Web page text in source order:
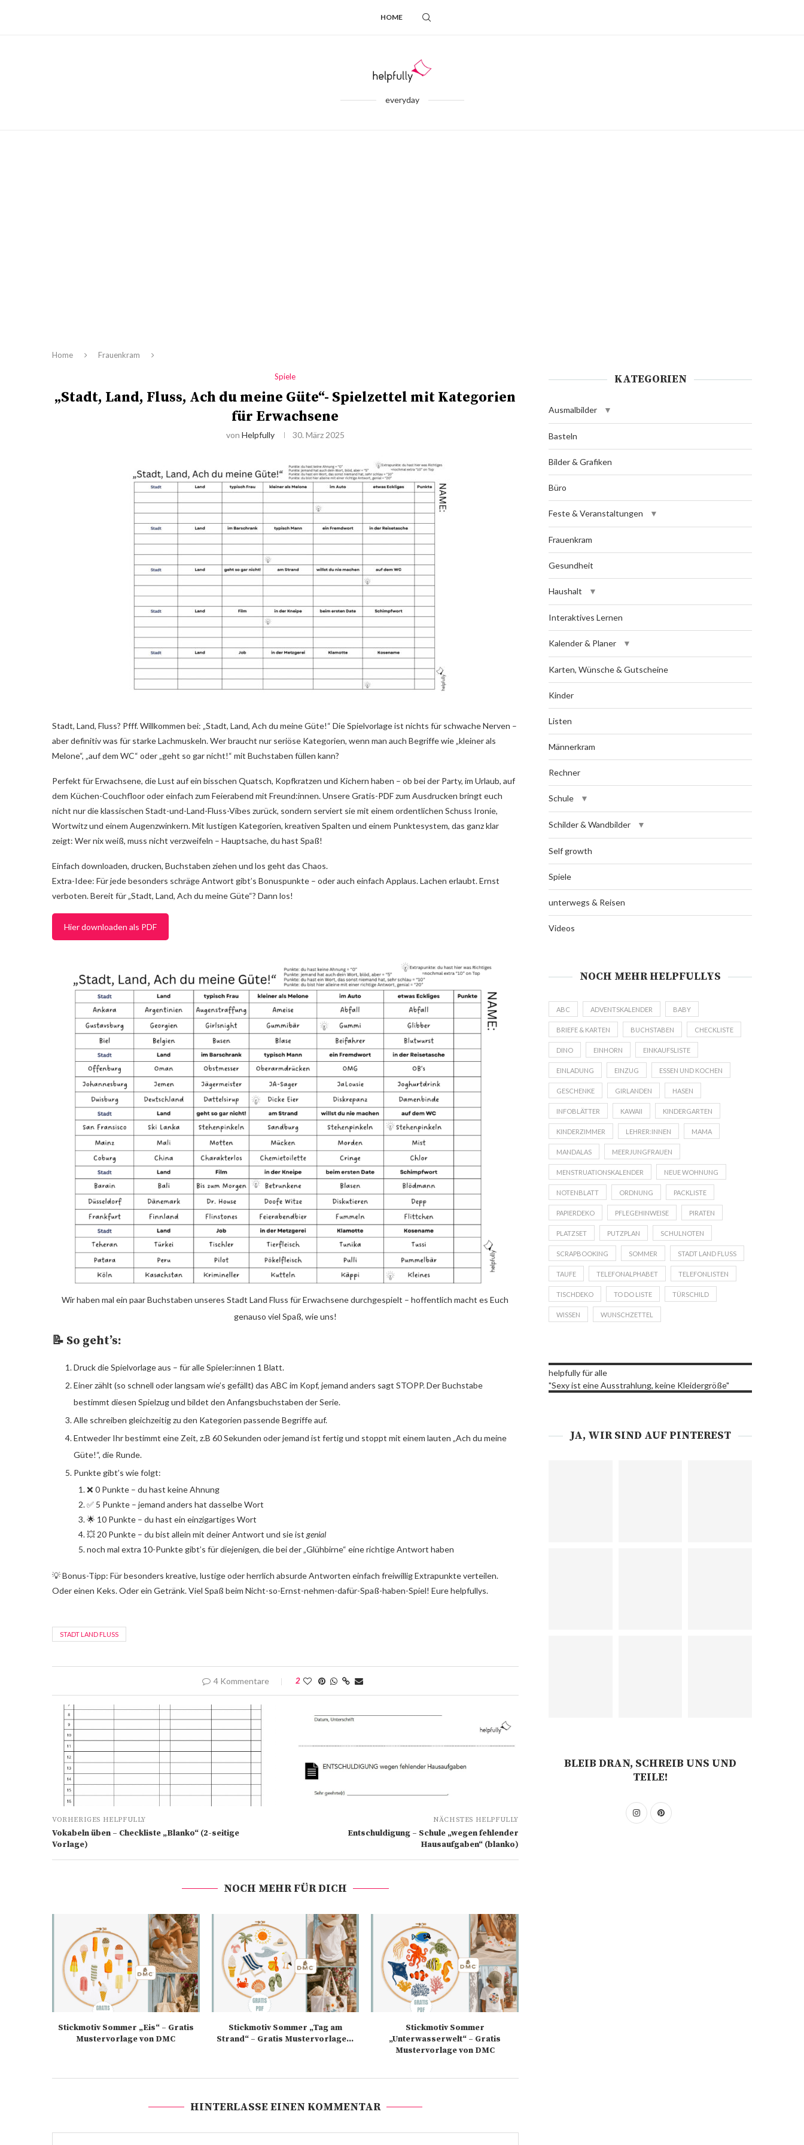
HOME
everyday
Home Frauenkram
Spiele
„Stadt, Land, Fluss, Ach du meine Güte“- Spielzettel mit Kategorien
für Erwachsene
von Helpfully 30. März 2025
Stadt, Land, Fluss? Pfff. Willkommen bei: „Stadt, Land, Ach du meine Güte!“ Die Spielvorlage ist nichts für schwache Nerven –
aber definitiv was für starke Lachmuskeln. Wer braucht nur seriöse Kategorien, wenn man auch Begriffe wie „kleiner als
Melone“, „auf dem WC“ oder „geht so gar nicht!“ mit Buchstaben füllen kann?
Perfekt für Erwachsene, die Lust auf ein bisschen Quatsch, Kopfkratzen und Kichern haben – ob bei der Party, im Urlaub, auf
dem Küchen-Couchfloor oder einfach zum Feierabend mit Freund:innen. Unsere Gratis-PDF zum Ausdrucken bringt euch
nicht nur die klassischen Stadt-und-Land-Fluss-Vibes zurück, sondern serviert sie mit einem ordentlichen Schuss Ironie,
Wortwitz und einem Augenzwinkern. Mit lustigen Kategorien, kreativen Spalten und einem Punktesystem, das ganz klar
zeigt: Wer nix weiß, muss nicht verzweifeln – Hauptsache, du hast Spaß!
Einfach downloaden, drucken, Buchstaben ziehen und los geht das Chaos.
Extra-Idee: Für jede besonders schräge Antwort gibt’s Bonuspunkte – oder auch einfach Applaus. Lachen erlaubt. Ernst
verboten. Bereit für „Stadt, Land, Ach du meine Güte“? Dann los!
Hier downloaden als PDF
Wir haben mal ein paar Buchstaben unseres Stadt Land Fluss für Erwachsene durchgespielt – hoffentlich macht es Euch
genauso viel Spaß, wie uns!
📝 So geht’s:
Druck die Spielvorlage aus – für alle Spieler:innen 1 Blatt.
Einer zählt (so schnell oder langsam wie’s gefällt) das ABC im Kopf, jemand anders sagt STOPP. Der Buchstabe
bestimmt diesen Spielzug und bildet den Anfangsbuchstaben der Serie.
Alle schreiben gleichzeitig zu den Kategorien passende Begriffe auf.
Entweder Ihr bestimmt eine Zeit, z.B 60 Sekunden oder jemand ist fertig und stoppt mit einem lauten „Ach du meine
Güte!“, die Runde.
Punkte gibt’s wie folgt:
❌ 0 Punkte – du hast keine Ahnung
✅ 5 Punkte – jemand anders hat dasselbe Wort
🌟 10 Punkte – du hast ein einzigartiges Wort
💥 20 Punkte – du bist allein mit deiner Antwort und sie ist genial
noch mal extra 10-Punkte gibt’s für diejenigen, die bei der „Glühbirne“ eine richtige Antwort haben
💡 Bonus-Tipp: Für besonders kreative, lustige oder herrlich absurde Antworten einfach freiwillig Extrapunkte verteilen.
Oder einen Keks. Oder ein Getränk. Viel Spaß beim Nicht-so-Ernst-nehmen-dafür-Spaß-haben-Spiel! Eure helpfullys.
STADT LAND FLUSS
4 Kommentare 2
VORHERIGES HELPFULLY
Vokabeln üben – Checkliste „Blanko“ (2-seitige
Vorlage)
NÄCHSTES HELPFULLY
Entschuldigung – Schule „wegen fehlender
Hausaufgaben“ (blanko)
NOCH MEHR FÜR DICH
Stickmotiv Sommer „Eis“ – Gratis
Mustervorlage von DMC
Stickmotiv Sommer „Tag am
Strand“ – Gratis Mustervorlage...
Stickmotiv Sommer
„Unterwasserwelt“ – Gratis
Mustervorlage von DMC
HINTERLASSE EINEN KOMMENTAR
KATEGORIEN
Ausmalbilder
Basteln
Bilder & Grafiken
Büro
Feste & Veranstaltungen
Frauenkram
Gesundheit
Haushalt
Interaktives Lernen
Kalender & Planer
Karten, Wünsche & Gutscheine
Kinder
Listen
Männerkram
Rechner
Schule
Schilder & Wandbilder
Self growth
Spiele
unterwegs & Reisen
Videos
NOCH MEHR HELPFULLYS
ABC ADVENTSKALENDER BABY
BRIEFE & KARTEN BUCHSTABEN CHECKLISTE
DINO EINHORN EINKAUFSLISTE
EINLADUNG EINZUG ESSEN UND KOCHEN
GESCHENKE GIRLANDEN HASEN
INFOBLÄTTER KAWAII KINDERGARTEN
KINDERZIMMER LEHRER:INNEN MAMA
MANDALAS MEERJUNGFRAUEN
MENSTRUATIONSKALENDER NEUE WOHNUNG
NOTENBLATT ORDNUNG PACKLISTE
PAPIERDEKO PFLEGEHINWEISE PIRATEN
PLATZSET PUTZPLAN SCHULNOTEN
SCRAPBOOKING SOMMER STADT LAND FLUSS
TAUFE TELEFONALPHABET TELEFONLISTEN
TISCHDEKO TO DO LISTE TÜRSCHILD
WISSEN WUNSCHZETTEL
helpfully für alle
"Sexy ist eine Ausstrahlung, keine Kleidergröße"
JA, WIR SIND AUF PINTEREST
BLEIB DRAN, SCHREIB UNS UND
TEILE!